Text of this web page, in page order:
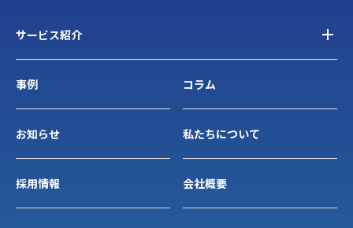
サービス紹介
事例 コラム
お知らせ 私たちについて
採用情報 会社概要